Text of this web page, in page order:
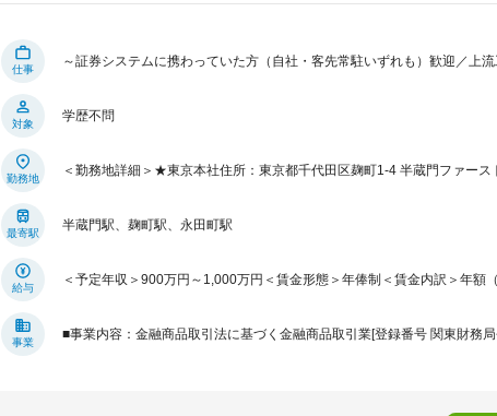
仕事
～証券システムに携わっていた方（自社・客先常駐いずれも）歓迎／上
対象
学歴不問
勤務地
＜勤務地詳細＞★東京本社住所：東京都千代田区麹町1-4 半蔵門ファース
最寄駅
半蔵門駅、麹町駅、永田町駅
給与
＜予定年収＞900万円～1,000万円＜賃金形態＞年俸制＜賃金内訳＞年額
事業
■事業内容：金融商品取引法に基づく金融商品取引業[登録番号 関東財務